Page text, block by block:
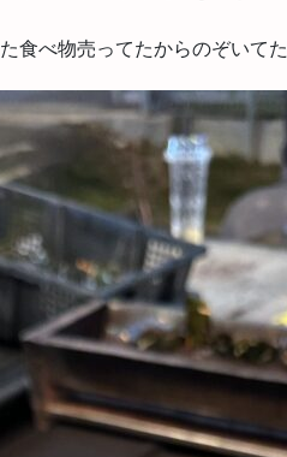
食べ物売ってたからのぞいて